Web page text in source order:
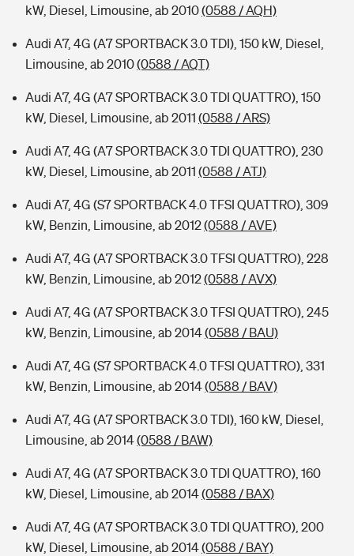
Typklassen: So ist Ihr Auto eingestuft
Sie haben Fragen?
kW, Diesel, Limousine, ab 2010(0588 / AQH)
Audi A7, 4G (A7 SPORTBACK 3.0 TDI), 150 kW, Diesel,
Limousine, ab 2010(0588 / AQT)
Audi A7, 4G (A7 SPORTBACK 3.0 TDI QUATTRO), 150
kW, Diesel, Limousine, ab 2011 (0588 / ARS)
Audi A7, 4G (A7 SPORTBACK 3.0 TDI QUATTRO), 230
kW, Diesel, Limousine, ab 2011 (0588 / ATJ)
Audi A7, 4G (S7 SPORTBACK 4.0 TFSI QUATTRO), 309
kW, Benzin, Limousine, ab 2012(0588 / AVE)
Audi A7, 4G (A7 SPORTBACK 3.0 TFSI QUATTRO), 228
kW, Benzin, Limousine, ab 2012(0588 / AVX)
Audi A7, 4G (A7 SPORTBACK 3.0 TFSI QUATTRO), 245
kW, Benzin, Limousine, ab 2014(0588 / BAU)
Audi A7, 4G (S7 SPORTBACK 4.0 TFSI QUATTRO), 331
kW, Benzin, Limousine, ab 2014(0588 / BAV)
Audi A7, 4G (A7 SPORTBACK 3.0 TDI), 160 kW, Diesel,
Limousine, ab 2014(0588 / BAW)
Audi A7, 4G (A7 SPORTBACK 3.0 TDI QUATTRO), 160
kW, Diesel, Limousine, ab 2014(0588 / BAX)
Audi A7, 4G (A7 SPORTBACK 3.0 TDI QUATTRO), 200
kW, Diesel, Limousine, ab 2014(0588 / BAY)